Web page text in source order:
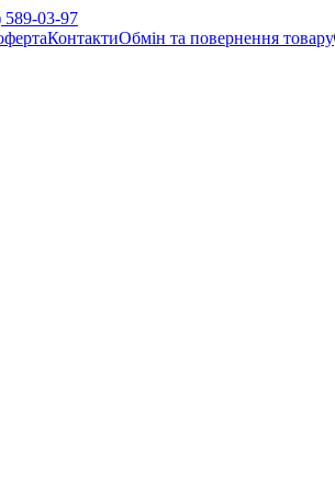
589-03-97
КонтактиОбмін та повернення товару